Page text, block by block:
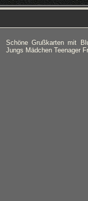
Schöne Grußkarten mit
Jungs Mädchen Teenager